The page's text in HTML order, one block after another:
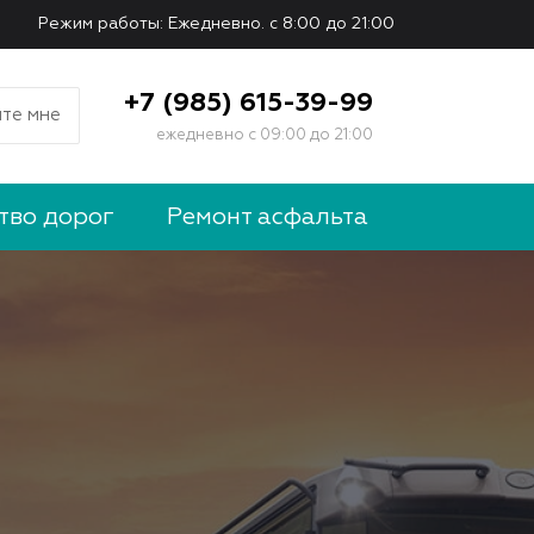
Режим работы: Ежедневно. с 8:00 до 21:00
мне +7 (985) 615-39-99
ежедневно с 09:00 до 21:00
дорог Ремонт асфальта